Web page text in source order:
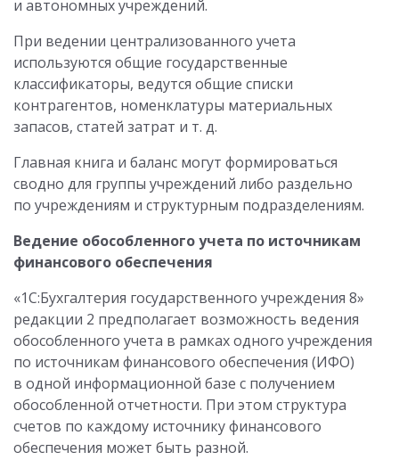
и автономных учреждений.
При ведении централизованного учета
используются общие государственные
классификаторы, ведутся общие списки
контрагентов, номенклатуры материальных
запасов, статей затрат и т. д.
Главная книга и баланс могут формироваться
сводно для группы учреждений либо раздельно
по учреждениям и структурным подразделениям.
Ведение обособленного учета по источникам
финансового обеспечения
«1С:Бухгалтерия государственного учреждения 8»
редакции 2 предполагает возможность ведения
обособленного учета в рамках одного учреждения
по источникам финансового обеспечения (ИФО)
в одной информационной базе с получением
обособленной отчетности. При этом структура
счетов по каждому источнику финансового
обеспечения может быть разной.